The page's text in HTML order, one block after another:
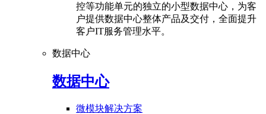
控等功能单元的独立的小型数据中心，为客
户提供数据中心整体产品及交付，全面提升
客户IT服务管理水平。
数据中心
数据中心
微模块解决方案